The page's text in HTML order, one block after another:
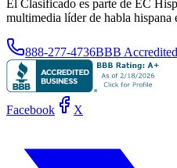
El Clasificado es parte de EC
multimedia líder de habla hispana
888-277-4736BBB
Facebook X